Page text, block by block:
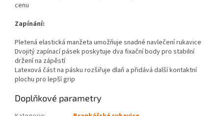
cenu
Zapínání:
Pletená elastická manžeta umožňuje snadné navlečení rukavice
Dvojitý zapínací pásek poskytuje dva fixační body pro stabilní
držení na zápěstí
Latexová část na pásku rozšiřuje dlaň a přidává další kontaktní
plochu pro lepší grip
Doplňkové parametry